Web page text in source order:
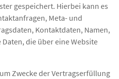
gespeichert. Hierbei kann es
Meta- und
Kontaktdaten, Namen,
die über eine Website
Zwecke der Vertragserfüllung